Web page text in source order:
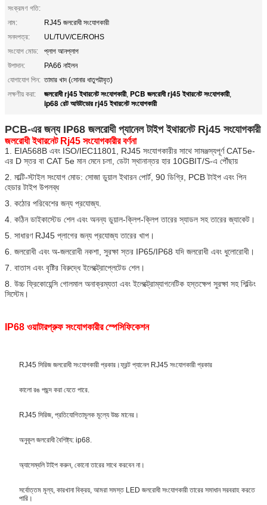
সংক্রমণ গতি:
নাম:
RJ45 জলরোধী সংযোগকারী
সনদপত্র:
UL/TUV/CE/ROHS
সংযোগ মোড:
প্লাগ আনপ্লাগ
উপাদান:
PA66 নাইলন
যোগাযোগ পিন: তামার খাদ (সোনার ধাতুপট্টাবৃত)
লক্ষণীয় করা:
জলরোধী rj45 ইথারনেট সংযোগকারী, PCB জলরোধী rj45 ইথারনেট সংযোগকারী,
ip68 রেট আউটডোর rj45 ইথারনেট সংযোগকারী
PCB-এর জন্য IP68 জলরোধী প্যানেল টাইপ ইথারনেট Rj45 সংযোগকারী
জলরোধী ইথারনেট Rj45 সংযোগকারীর বর্ণনা
1. EIA568B এবং ISO/IEC11801, RJ45 সংযোগকারীর সাথে সামঞ্জস্যপূর্ণ CAT5e-
এর D স্তর বা CAT 5e মান মেনে চলা, ডেটা স্থানান্তর হার 10GBIT/S-এ পৌঁছায়
2. মাল্টি-স্টাইল সংযোগ মোড: সোজা ডুয়াল ইথারন পোর্ট, 90 ডিগ্রি, PCB টাইপ এবং পিন
হেডার টাইপ উপলব্ধ
3. কঠোর পরিবেশের জন্য প্রযোজ্য.
4. কঠিন ডাইকাস্টেড শেল এবং অনন্য ডুয়াল-ক্লিপ-ক্লিপ তারের স্যাডল সহ তারের জ্যাকেট।
5. সাধারণ RJ45 প্লাগের জন্য প্রযোজ্য তারের খাপ।
6. জলরোধী এবং অ-জলরোধী নকশা, সুরক্ষা স্তর IP65/IP68 যদি জলরোধী এবং ধুলোরোধী।
7. বাতাস এবং বৃষ্টির বিরুদ্ধে ইলেক্ট্রোপ্লেটেড শেল।
8. উচ্চ ফ্রিকোয়েন্সি গোলমাল অনাক্রম্যতা এবং ইলেক্ট্রোম্যাগনেটিক হস্তক্ষেপ সুরক্ষা সহ শিল্ডিং
সিস্টেম।
IP68 ওয়াটারপ্রুফ সংযোগকারীর স্পেসিফিকেশন
RJ45 সিরিজ জলরোধী সংযোগকারী প্রকার।ফ্রন্ট প্যানেল RJ45 সংযোগকারী প্রকার
কালো রঙ পছন্দ করা যেতে পারে.
RJ45 সিরিজ, প্রতিযোগিতামূলক মূল্যে উচ্চ মানের।
অনুকূল জলরোধী বৈশিষ্ট্য: ip68.
অ্যাসেম্বলি টাইপ করুন, কোনো তারের সাথে করবেন না।
সর্বোত্তম মূল্য, কারখানা বিক্রয়, আমরা সমস্ত LED জলরোধী সংযোগকারী তারের সমাধান সরবরাহ করতে
পারি।